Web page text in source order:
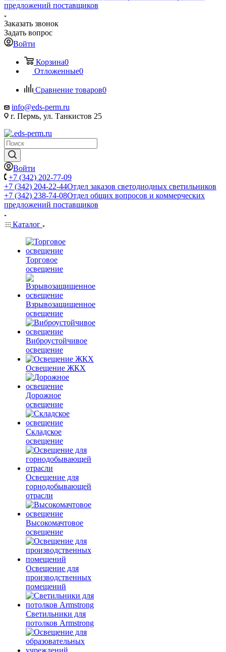
предложений поставщиков
Заказать звонок
Задать вопрос
Войти
Корзина0
Отложенные0
Сравнение товаров0
info@eds-perm.ru
г. Пермь, ул. Танкистов 25
Войти
+7 (342) 202-77-09
+7 (342) 204-22-44Отдел заказов светодиодных светильников
+7 (342) 238-74-08Отдел общих вопросов и коммерческих
предложений поставщиков
Каталог
Торговое
освещение
Взрывозащищенное
освещение
Виброустойчивое
освещение
Освещение ЖКХ
Дорожное
освещение
Складское
освещение
Освещение для
горнодобывающей
отрасли
Высокомачтовое
освещение
Освещение для
производственных
помещений
Светильники для
потолков Armstrong